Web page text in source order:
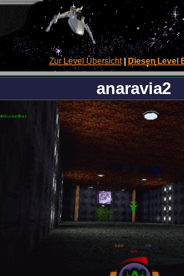
Zur Level Übersicht | Diesen Level
anaravia2